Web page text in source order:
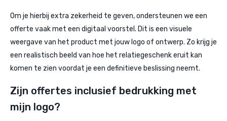
Om je hierbij extra zekerheid te geven, ondersteunen we een
offerte vaak met een digitaal voorstel. Dit is een visuele
weergave van het product met jouw logo of ontwerp. Zo krijg je
een realistisch beeld van hoe het relatiegeschenk eruit kan
komen te zien voordat je een definitieve beslissing neemt.
Zijn offertes inclusief bedrukking met
mijn logo?